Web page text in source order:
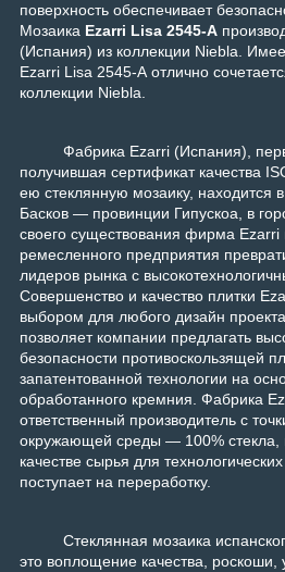
поверхность обеспечивает
Мозаика Ezarri Lisa 2545-А
(Испания) из коллекции Niebla.
Ezarri Lisa 2545-А отлично
коллекции Niebla.
Фабрика Ezarri (Испания),
получившая сертификат качества
ею стеклянную мозаику, находится
Басков — провинции Гипускоа, в
своего существования фирма Ezarri
ремесленного предприятия
лидеров рынка с
Совершенство и качество плитки
выбором для любого дизайн
позволяет компании предлагать
безопасности противоскользящей
запатентованной технологии на
обработанного кремния. Фабрика
ответственный производитель с
окружающей среды — 100% стекла,
качестве сырья для
поступает на переработку.
Стеклянная мозаика
это воплощение качества, роскоши,